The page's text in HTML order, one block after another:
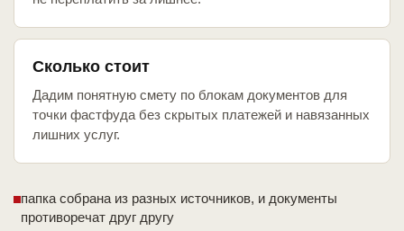
Сколько стоит
Дадим понятную смету по блокам документов для
точки фастфуда без скрытых платежей и навязанных
лишних услуг.
папка собрана из разных источников, и документы
противоречат друг другу